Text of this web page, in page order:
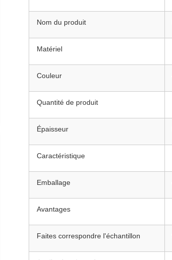
Nom du produit
Matériel
Couleur
Quantité de produit
Épaisseur
Caractéristique
Emballage
Avantages
Faites correspondre l'échantillon